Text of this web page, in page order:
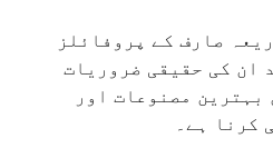
صارف کے پروفائلز
ان کی حقیقی ضروریات
بہترین مصنوعات اور
کرنا ہے۔